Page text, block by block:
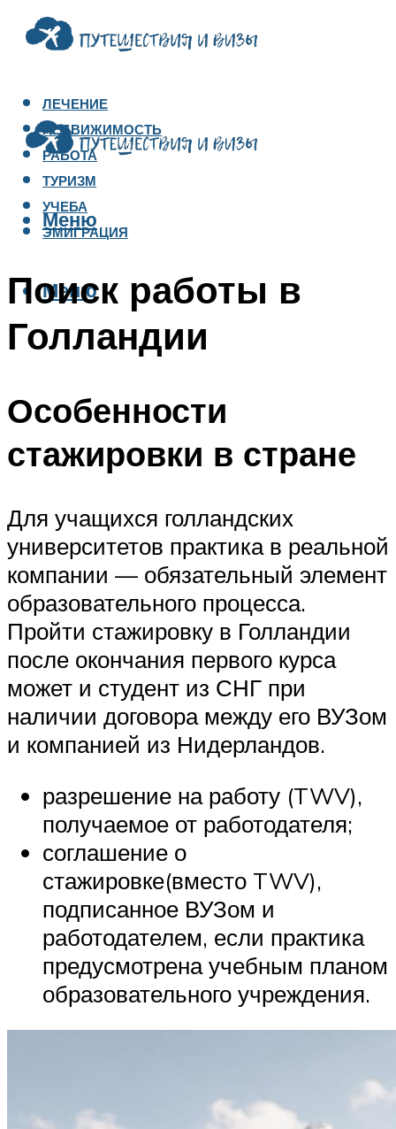
ЛЕЧЕНИЕ
НЕДВИЖИМОСТЬ
РАБОТА
ТУРИЗМ
УЧЕБА
ЭМИГРАЦИЯ
Меню
Меню
Поиск работы в
Голландии
Особенности
стажировки в стране
Для учащихся голландских
университетов практика в реальной
компании — обязательный элемент
образовательного процесса.
Пройти стажировку в Голландии
после окончания первого курса
может и студент из СНГ при
наличии договора между его ВУЗом
и компанией из Нидерландов.
разрешение на работу (TWV),
получаемое от работодателя;
соглашение о
стажировке(вместо TWV),
подписанное ВУЗом и
работодателем, если практика
предусмотрена учебным планом
образовательного учреждения.